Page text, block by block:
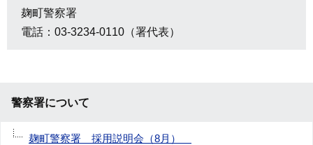
麹町警察署
電話：03-3234-0110（署代表）
警察署について
麹町警察署 採用説明会（8月）